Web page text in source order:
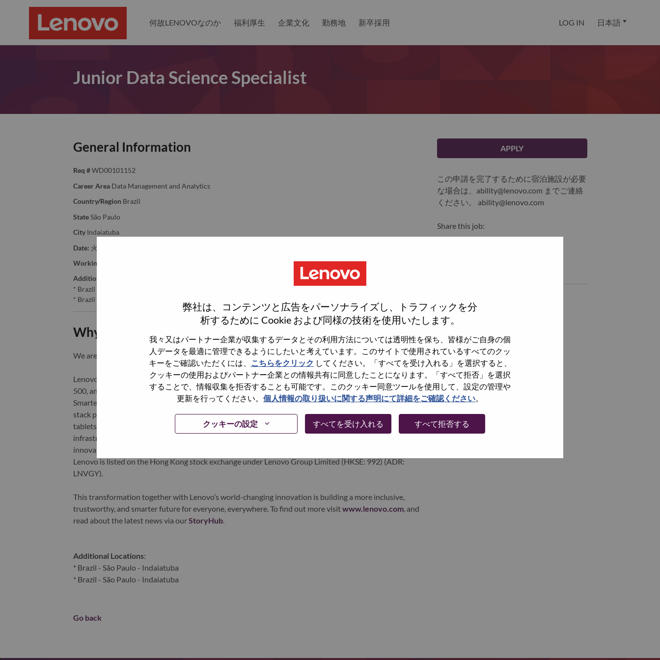
弊社は、コンテンツと広告をパーソナライズし、トラフィックを分
析するために Cookie および同様の技術を使用いたします。
我々又はパートナー企業が収集するデータとその利用方法については透明性を保ち、皆様がご自身の個
人データを最適に管理できるようにしたいと考えています。このサイトで使用されているすべてのクッ
キーをご確認いただくには、
こちらをクリック してください。「すべてを受け入れる」を選択すると、
クッキーの使用およびパートナー企業との情報共有に同意したことになります。「すべて拒否」を選択
することで、情報収集を拒否することも可能です。このクッキー同意ツールを使用して、設定の管理や
更新を行ってください。 個人情報の取り扱いに関する声明にて詳細をご確認ください
クッキーの設定 すべてを受け入れる すべて拒否する
何故LENOVOなのか 福利厚生 企業文化 勤務地 新卒採用 LOG IN 日本語
Junior Data Science Specialist
General Information
Req # WD00101152
Career Area Data Management and Analytics
Country/Region Brazil
State São Paulo
City Indaiatuba
Date: 火曜日, 6月 23, 2026
Working Time:
Additional Locations
* Brazil - São Paulo - Indaiatuba
* Brazil - São Paulo - Indaiatuba
Why Work at Lenovo
We are Lenovo. We do what we say. We own what we do. We WOW our customers.
Lenovo is a US$83 billion revenue global technology powerhouse, ranked #196 in the Fortune Global
500, and serving millions of customers every day in 180 markets. Focused on a bold vision to deliver
Smarter Technology for All, Lenovo has built on its success as the world’s largest PC company with a full-
stack portfolio of AI-enabled, AI-ready, and AI-optimized devices (PCs, workstations, smartphones,
tablets), infrastructure (server, storage, edge, high performance computing and software defined
infrastructure), software, solutions, and services. Lenovo’s continued investment in world-changing
innovation is building a more equitable, trustworthy, and smarter future for everyone, everywhere.
Lenovo is listed on the Hong Kong stock exchange under Lenovo Group Limited (HKSE: 992) (ADR:
LNVGY).
This transformation together with Lenovo’s world-changing innovation is building a more inclusive,
trustworthy, and smarter future for everyone, everywhere. To find out more visitwww.lenovo.com, and
read about the latest news via ourStoryHub.
Additional Locations:
* Brazil - São Paulo - Indaiatuba
* Brazil - São Paulo - Indaiatuba
Go back
APPLY
この申請を完了するために宿泊施設が必要
な場合は、ability@lenovo.com までご連絡
ください。 ability@lenovo.com
Share this job:
Indaiatuba, São Paulo, Brazil,
全てを見る